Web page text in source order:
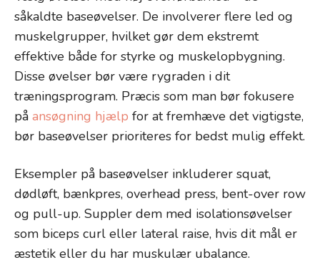
såkaldte baseøvelser. De involverer flere led og
muskelgrupper, hvilket gør dem ekstremt
effektive både for styrke og muskelopbygning.
Disse øvelser bør være rygraden i dit
træningsprogram. Præcis som man bør fokusere
på ansøgning hjælp for at fremhæve det vigtigste,
bør baseøvelser prioriteres for bedst mulig effekt.
Eksempler på baseøvelser inkluderer squat,
dødløft, bænkpres, overhead press, bent-over row
og pull-up. Suppler dem med isolationsøvelser
som biceps curl eller lateral raise, hvis dit mål er
æstetik eller du har muskulær ubalance.